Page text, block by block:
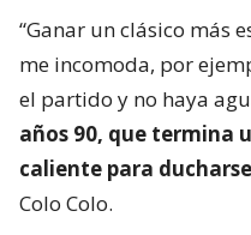
“Ganar un clásico más
me incomoda, por
el partido y no haya
años 90, que termina
caliente para
Colo Colo.